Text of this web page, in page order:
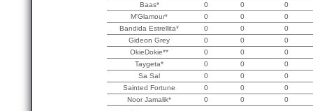
Baas*
0 0
0
M'Glamour*
0 0
0
Bandida Estrellita*
0 0
0
Gideon Grey
0 0
0
OkieDokie**
0 0
0
Taygeta*
0 0
0
Sa Sal
0 0
0
Sainted Fortune
0 0
0
Noor Jamalik*
0 0 0